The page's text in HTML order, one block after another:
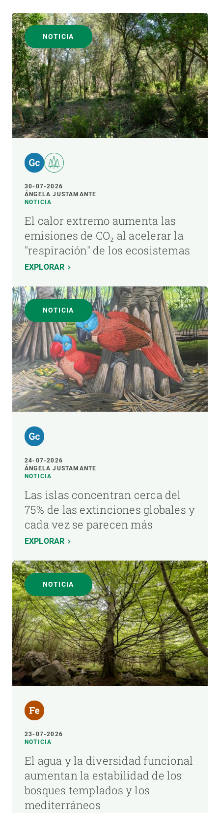
NOTICIA
30-07-2026
ÁNGELA JUSTAMANTE
NOTICIA
El calor extremo aumenta las
emisiones de CO₂ al acelerar la
"respiración" de los ecosistemas
EXPLORAR
NOTICIA
24-07-2026
ÁNGELA JUSTAMANTE
NOTICIA
Las islas concentran cerca del
75% de las extinciones globales y
cada vez se parecen más
EXPLORAR
NOTICIA
23-07-2026
NOTICIA
El agua y la diversidad funcional
aumentan la estabilidad de los
bosques templados y los
mediterráneos